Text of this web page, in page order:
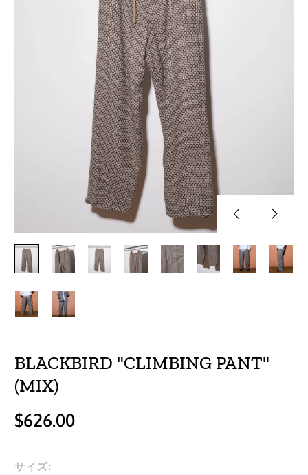
PreviousNext
BLACKBIRD "CLIMBING PANT"
(MIX)
Regular
$626.00
サイズ: